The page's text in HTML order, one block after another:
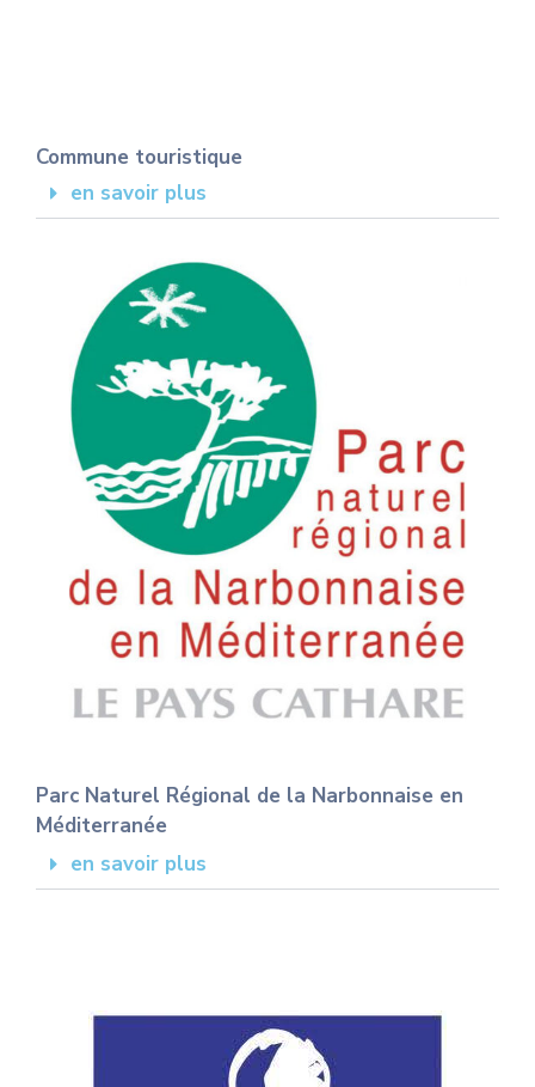
Commune touristique
en savoir plus
Parc Naturel Régional de la Narbonnaise en
Méditerranée
en savoir plus